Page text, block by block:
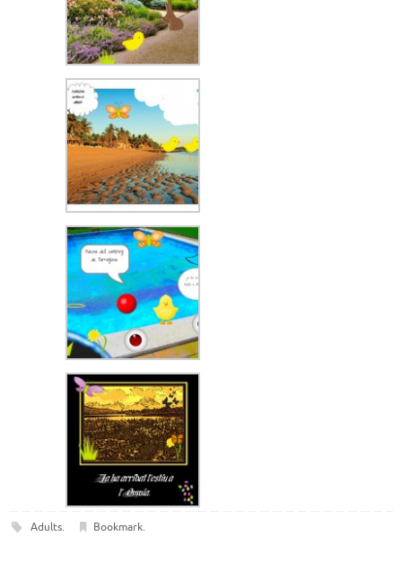
Adults. Bookmark.